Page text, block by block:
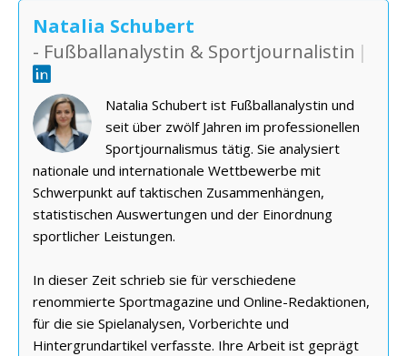
Natalia Schubert
- Fußballanalystin & Sportjournalistin |
Natalia Schubert ist Fußballanalystin und
seit über zwölf Jahren im professionellen
Sportjournalismus tätig. Sie analysiert
nationale und internationale Wettbewerbe mit
Schwerpunkt auf taktischen Zusammenhängen,
statistischen Auswertungen und der Einordnung
sportlicher Leistungen.
In dieser Zeit schrieb sie für verschiedene
renommierte Sportmagazine und Online-Redaktionen,
für die sie Spielanalysen, Vorberichte und
Hintergrundartikel verfasste. Ihre Arbeit ist geprägt